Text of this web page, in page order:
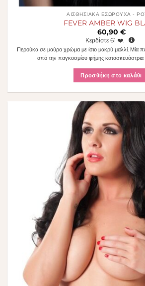
ΑΙΣΘΗΣΙΑΚΆ ΕΣΏΡΟΥΧΑ -
FEVER AMBER WIG
60,90 €
Κερδίστε 61 ❤️.
Περούκα σε μαύρο χρώμα με ίσιο μακρύ μαλλί. Μία
από την παγκοσμίου φήμης κατασκευάστρια
Προσθήκη στο καλάθι